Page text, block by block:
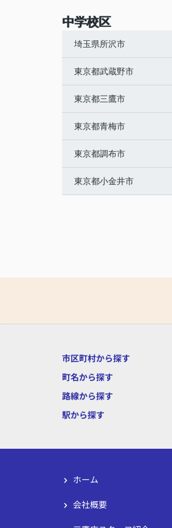
中学校区
埼玉県所沢市
東京都武蔵野市
東京都三鷹市
東京都青梅市
東京都調布市
東京都小金井市
市区町村から探す
町名から探す
路線から探す
駅から探す
ホーム
会社概要